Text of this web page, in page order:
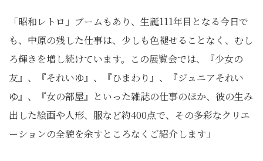
「昭和レトロ」ブームもあり、生誕111年目となる今日で
も、中原の残した仕事は、少しも色褪せることなく、むし
ろ輝きを増し続けています。この展覧会では、『少女の
友』、『それいゆ』、『ひまわり』、『ジュニアそれい
ゆ』、『女の部屋』といった雑誌の仕事のほか、彼の生み
出した絵画や人形、服など約400点で、その多彩なクリエ
ーションの全貌を余すところなくご紹介します」